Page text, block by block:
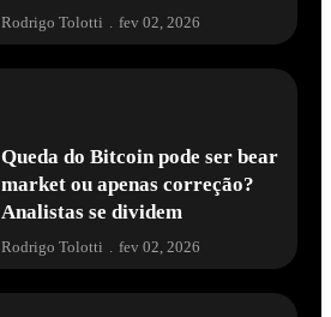
Rodrigo Tolotti fev 02, 2026
Queda do Bitcoin pode ser bear
market ou apenas correção?
Analistas se dividem
Rodrigo Tolotti . fev 02, 2026